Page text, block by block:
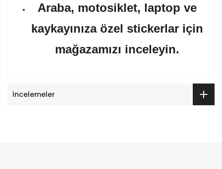
Araba, motosiklet, laptop ve
kaykayınıza özel stickerlar için
mağazamızı inceleyin.
İncelemeler